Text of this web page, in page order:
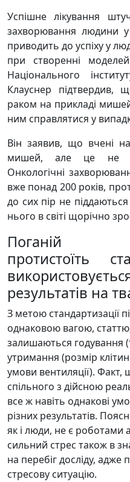
Успішне лікування
захворювання людини
приводить до успіху у
при створенні
Національного
Клауснер підтвердив,
раком на прикладі
ним справлятися у
Він заявив, що вчені
мишей, але це не
Онкологічні
вже понад 200 років,
до сих пір не
нього в світі щорічно
Поганій
протистоїть
результатів на
З метою стандартизації
однаковою вагою,
залишаються годування
утримання (розмір
умови вентиляції).
спільного з дійсною
все ж навіть однакові
різних результатів.
як і люди, не є
сильний стрес також в
на перебіг досліду,
стресову ситуацію.